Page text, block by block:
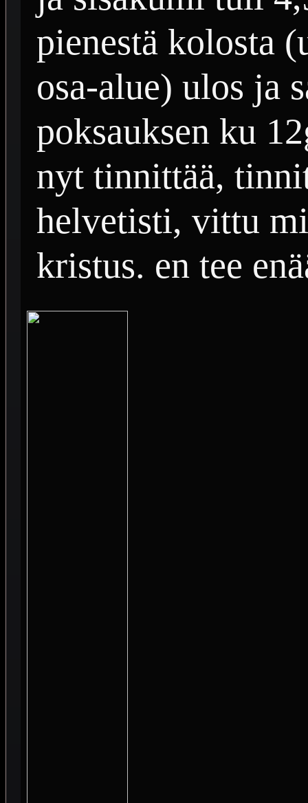
pienestä kolosta
osa-alue) ulos ja
poksauksen ku
nyt tinnittää,
helvetisti, vittu
kristus. en tee